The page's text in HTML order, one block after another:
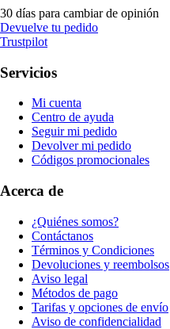
30 días para cambiar de opinión
Devuelve tu pedido
Trustpilot
Servicios
Mi cuenta
Centro de ayuda
Seguir mi pedido
Devolver mi pedido
Códigos promocionales
Acerca de
¿Quiénes somos?
Contáctanos
Términos y Condiciones
Devoluciones y reembolsos
Aviso legal
Métodos de pago
Tarifas y opciones de envío
Aviso de confidencialidad